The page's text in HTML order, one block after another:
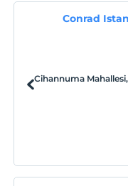
Conrad
Cihannuma